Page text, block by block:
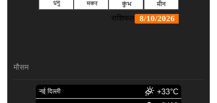
मौसम
नई दिल्ली +33°C